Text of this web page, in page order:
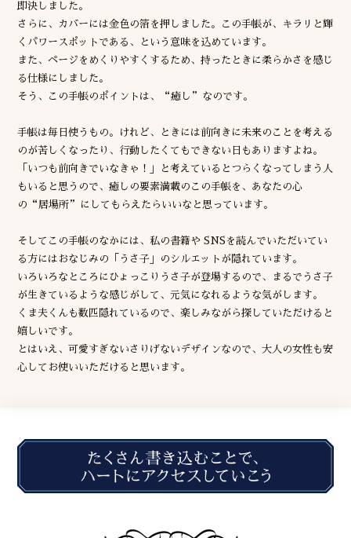
即決しました。
さらに、カバーには金色の箔を押しました。この手帳が、キラリと輝
くパワースポットである、という意味を込めています。
また、ページをめくりやすくするため、持ったときに柔らかさを感じ
る仕様にしました。
そう、この手帳のポイントは、“癒し”なのです。
手帳は毎日使うもの。けれど、ときには前向きに未来のことを考える
のが苦しくなったり、行動したくてもできない日もありますよね。
「いつも前向きでいなきゃ！」と考えているとつらくなってしまう人
もいると思うので、癒しの要素満載のこの手帳を、あなたの心
の“居場所”にしてもらえたらいいなと思っています。
そしてこの手帳のなかには、私の書籍や SNSを読んでいただいてい
る方にはおなじみの「うさ子」のシルエットが隠れています。
いろいろなところにひょっこりうさ子が登場するので、まるでうさ子
が生きているような感じがして、元気になれるような気がします。
くま夫くんも数匹隠れているので、楽しみながら探していただけると
嬉しいです。
とはいえ、可愛すぎないさりげないデザインなので、大人の女性も安
心してお使いいただけると思います。